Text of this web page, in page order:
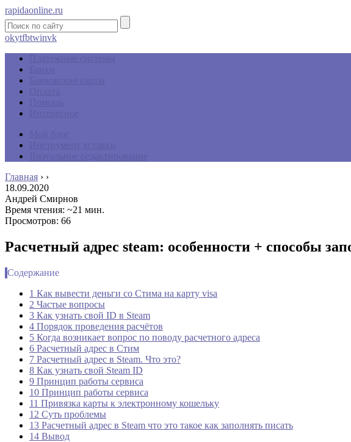
rapidaonline.ru
okytfbtwinvk
Главная › ›
18.09.2020
Андрей Смирнов
Время чтения: ~21 мин.
Просмотров: 66
Расчетный адрес steam: особенности + способы
Содержание
1 Как вывести деньги со Стима на карту visa
2 Частые вопросы
3 Как узнать свой ID в Steam
4 Порядок проведения расчётов
5 Когда возникает вопрос по поводу расчетного адреса
6 Расчетный адрес в Стим
7 Расчетный адрес в Steam. Что это?
8 Как узнать свой Steam ID
9 Принцип работы сервиса
10 Принцип работы сервиса
11 Привязка карты к электронному кошельку
12 Суть проблемы
13 Расчетный адрес в Steam что это такое как заполнять писать
14 Вывод